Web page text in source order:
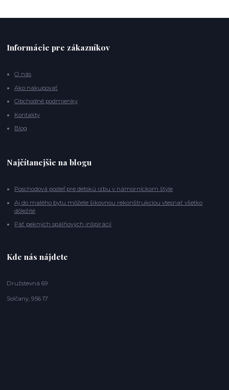
Informácie pre zákazníkov
O nás
Ako nakupovať
Obchodné podmienky
Kontakty
Blog
Najčítanejšie na blogu
Poschodová posteľ pre detskú izbu v námorníckom štýle
Aj do malého bytu môžete šikovnou rekonštrukciou vtesnať všetko
dôležité
Päť pekných spálňových inšpirácií
Kde nás nájdete
Družstevná 69
Solčany, 956 17